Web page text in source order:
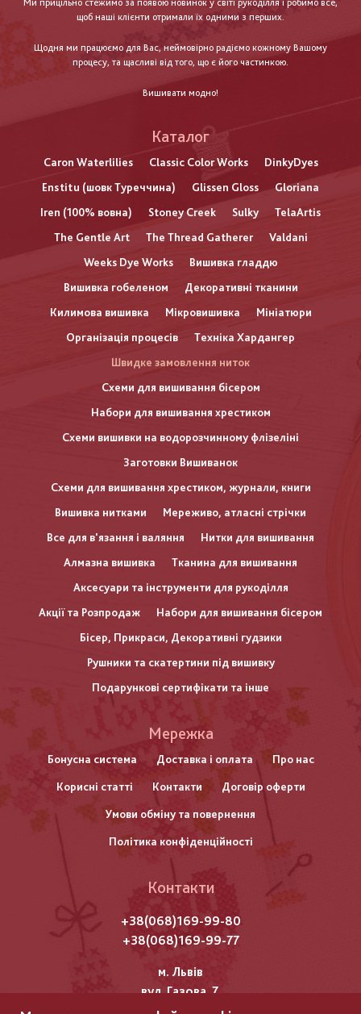
Ми прицільно стежимо за появою новинок у світі рукоділля і робимо все,
щоб наші клієнти отримали їх одними з перших.
Щодня ми працюємо для Вас, неймовірно радіємо кожному Вашому
процесу, та щасливі від того, що є його частинкою.
Вишивати модно!
Каталог
Caron Waterlilies Classic Color Works
DinkyDyes
Enstitu (шовк Туреччина)
Glissen Gloss
Gloriana
Iren (100% вовна)
Stoney Creek Sulky
TelaArtis
The Gentle Art
The Thread Gatherer
Valdani
Weeks Dye Works
Вишивка гладдю
Вишивка гобеленом
Декоративні тканини
Килимова вишивка
Мікровишивка
Мініатюри
Організація процесів
Техніка Хардангер
Швидке замовлення ниток
Схеми для вишивання бісером
Набори для вишивання хрестиком
Схеми вишивки на водорозчинному флізеліні
Заготовки Вишиванок
Схеми для вишивання хрестиком, журнали, книги
Вишивка нитками
Мереживо, атласні стрічки
Все для в'язання і валяння
Нитки для вишивання
Алмазна вишивка
Тканина для вишивання
Аксесуари та інструменти для рукоділля
Акції та Розпродаж
Набори для вишивання бісером
Бісер, Прикраси, Декоративні гудзики
Рушники та скатертини під вишивку
Подарункові сертифікати та інше
нижнього
колонтитулу
Мережка
Бонусна система Доставка і оплата Про нас
Корисні статті Контакти Договір оферти
Умови обміну та повернення
Політика конфіденційності
Контакти
+38(068)169-99-80
+38(068)169-99-77
м. Львів
вул. Газова, 7